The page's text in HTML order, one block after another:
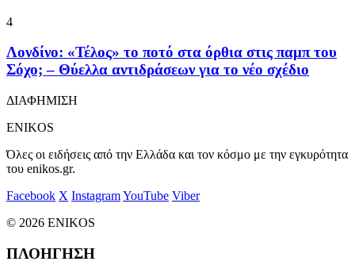
4
Λονδίνο: «Τέλος» το ποτό στα όρθια στις παμπ του
Σόχο; – Θύελλα αντιδράσεων για το νέο σχέδιο
ΔΙΑΦΗΜΙΣΗ
ENIKOS
Όλες οι ειδήσεις από την Ελλάδα και τον κόσμο με την εγκυρότητα
του enikos.gr.
Facebook X InstagramYouTube Viber
© 2026 ENIKOS
ΠΛΟΗΓΗΣΗ